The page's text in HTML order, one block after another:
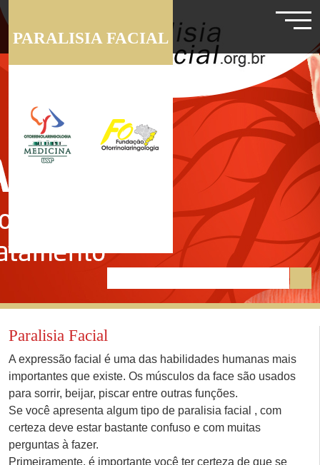
PARALISIA FACIAL
Paralisia Facial
A expressão facial é uma das habilidades humanas mais
importantes que existe. Os músculos da face são usados
para sorrir, beijar, piscar entre outras funções.
Se você apresenta algum tipo de paralisia facial , com
certeza deve estar bastante confuso e com muitas
perguntas à fazer.
Primeiramente, é importante você ter certeza de que se